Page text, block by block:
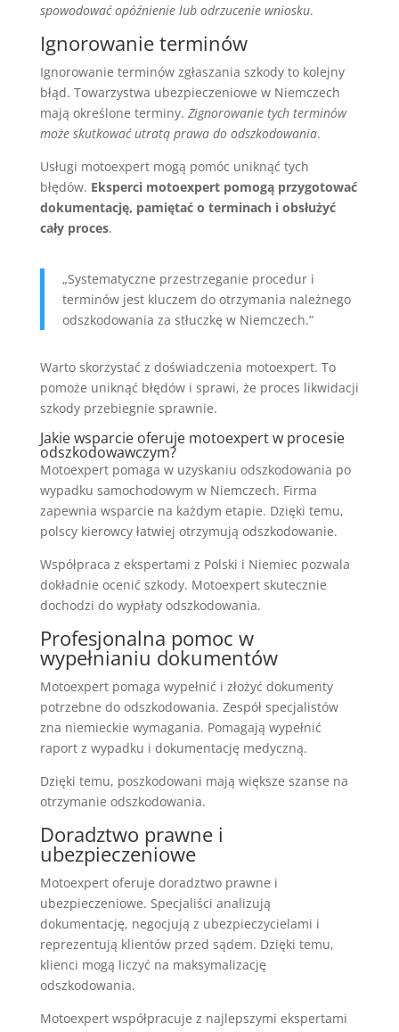
spowodować opóźnienie lub odrzucenie wniosku.
Ignorowanie terminów
Ignorowanie terminów zgłaszania szkody to kolejny
błąd. Towarzystwa ubezpieczeniowe w Niemczech
mają określone terminy. Zignorowanie tych terminów
może skutkować utratą prawa do odszkodowania.
Usługi motoexpert mogą pomóc uniknąć tych
błędów. Eksperci motoexpert pomogą przygotować
dokumentację, pamiętać o terminach i obsłużyć
cały proces.
„Systematyczne przestrzeganie procedur i
terminów jest kluczem do otrzymania należnego
odszkodowania za stłuczkę w Niemczech.”
Warto skorzystać z doświadczenia motoexpert. To
pomoże uniknąć błędów i sprawi, że proces likwidacji
szkody przebiegnie sprawnie.
Jakie wsparcie oferuje motoexpert w procesie
odszkodowawczym?
Motoexpert pomaga w uzyskaniu odszkodowania po
wypadku samochodowym w Niemczech. Firma
zapewnia wsparcie na każdym etapie. Dzięki temu,
polscy kierowcy łatwiej otrzymują odszkodowanie.
Współpraca z ekspertami z Polski i Niemiec pozwala
dokładnie ocenić szkody. Motoexpert skutecznie
dochodzi do wypłaty odszkodowania.
Profesjonalna pomoc w
wypełnianiu dokumentów
Motoexpert pomaga wypełnić i złożyć dokumenty
potrzebne do odszkodowania. Zespół specjalistów
zna niemieckie wymagania. Pomagają wypełnić
raport z wypadku i dokumentację medyczną.
Dzięki temu, poszkodowani mają większe szanse na
otrzymanie odszkodowania.
Doradztwo prawne i
ubezpieczeniowe
Motoexpert oferuje doradztwo prawne i
ubezpieczeniowe. Specjaliści analizują
dokumentację, negocjują z ubezpieczycielami i
reprezentują klientów przed sądem. Dzięki temu,
klienci mogą liczyć na maksymalizację
odszkodowania.
Motoexpert współpracuje z najlepszymi ekspertami